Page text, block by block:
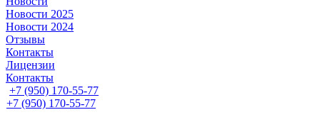
Новости 2025
Новости 2024
Отзывы
Контакты
Лицензии
Контакты
+7 (950) 170-55-77
+7 (950) 170-55-77